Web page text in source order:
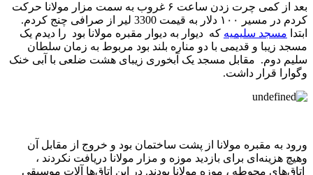
بعد از کمی چرت زدن ساعت ۶ غروب به سمت مزار مولانا حرکت
کردم در مسیر ۱۰۰ دلار به قیمت 3300 لیر از صرافی چنج کردم.
ابتدا مسجد سلیمیه که دیوار به دیوار مقبره مولانا بود را دیدم یک
مسجد زیبا و قدیمی با دو مناره بلند بود مربوط به زمان سلطان
سلیم دوم. مقابل مسجد یک آبخوری زیبای هشت ضلعی با آبی خنک
وگوارا قرار داشت.
ورود به مقبره مولانا از پشت ساختمان بود و خروج از مقابل آن
وهیچ هزینه‌ای برای بازدید موزه و مزار مولانا دریافت نکردند ،
اتاق‌های محوطه ، موزه مولانا بودند. در این اتاق‌ها آلات موسیقی